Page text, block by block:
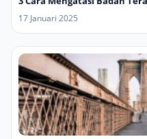
17 Januari 2025